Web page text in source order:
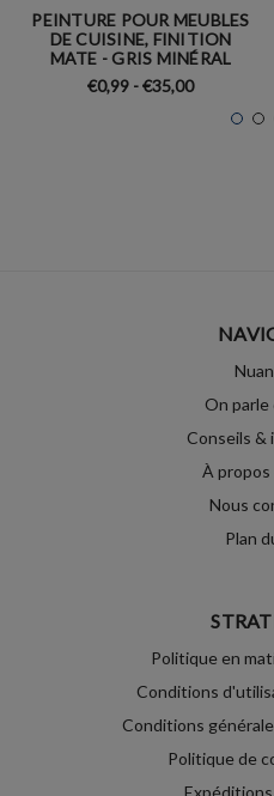
PEINTURE POUR MEUBLES
DE CUISINE, FINITION
MATE - GRIS MINÉRAL
€0,99 - €35,00
On parle
Conseils &
À propos
Nous
Plan
Politique en
Conditions
Conditions
Politique de